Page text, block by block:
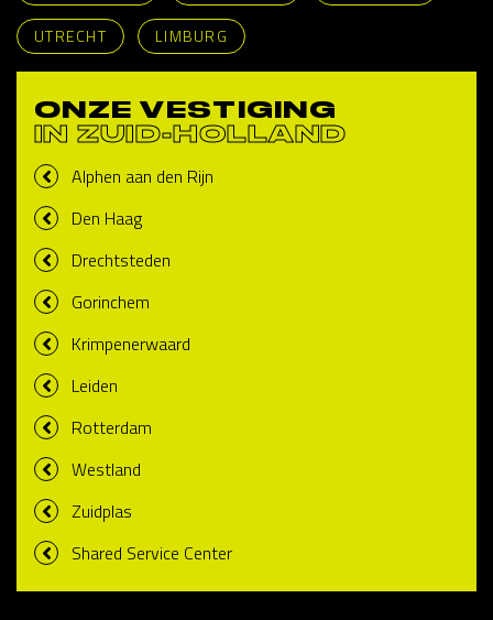
UTRECHT LIMBURG
ONZE VESTIGING
IN ZUID-HOLLAND
Alphen aan den Rijn
Den Haag
Drechtsteden
Gorinchem
Krimpenerwaard
Leiden
Rotterdam
Westland
Zuidplas
Shared Service Center